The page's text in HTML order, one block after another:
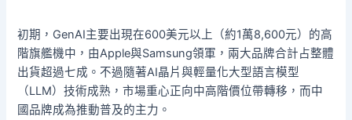
初期，GenAI主要出現在600美元以上（約1萬8,600元）的高
階旗艦機中，由Apple與Samsung領軍，兩大品牌合計占整體
出貨超過七成。不過隨著AI晶片與輕量化大型語言模型
（LLM）技術成熟，市場重心正向中高階價位帶轉移，而中
國品牌成為推動普及的主力。